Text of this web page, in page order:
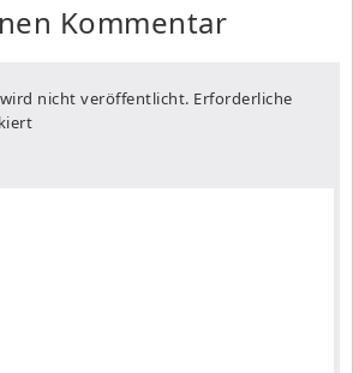
Kommentar
wird nicht veröffentlicht. Erforderliche